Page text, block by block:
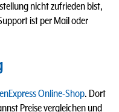
nicht zufrieden bist,
ist per Mail oder
Online-Shop. Dort
Preise vergleichen und